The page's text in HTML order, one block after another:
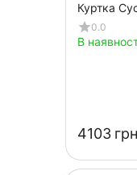
Куртка
0.0
В
‍4103‍ грн